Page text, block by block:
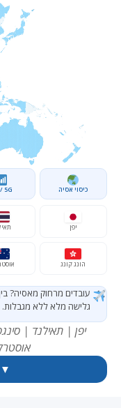
כיסוי אסיה 5G
יפן
הונג קונג
גלישה מלא ללא מגבלות.
יפן | תאילנד |
▼ + 5